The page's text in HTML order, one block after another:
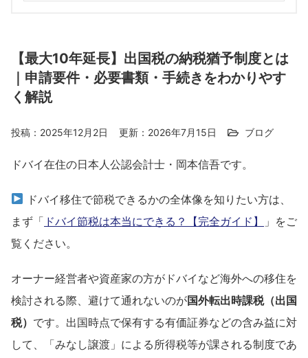
【最大10年延長】出国税の納税猶予制度とは
｜申請要件・必要書類・手続きをわかりやす
く解説
投稿：2025年12月2日 更新：2026年7月15日 ブログ
ドバイ在住の日本人公認会計士・岡本信吾です。
ドバイ移住で節税できるかの全体像を知りたい方は、
まず「 ドバイ節税は本当にできる？【完全ガイド】
」をご
覧ください。
オーナー経営者や資産家の方がドバイなど海外への移住を
検討される際、避けて通れないのが国外転出時課税（出国
税） です。出国時点で保有する有価証券などの含み益に対
して、「みなし譲渡」による所得税等が課される制度であ